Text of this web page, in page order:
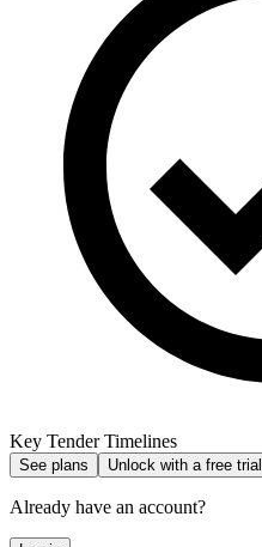
Key Tender Timelines
See plans Unlock with a free trial
Already have an account?